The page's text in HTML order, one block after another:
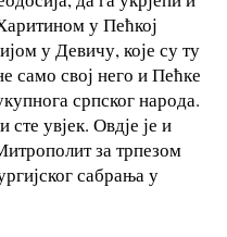
у Пећкој
у Девичу, које су ту
само свој него и Пећке
српског народа.
увјек. Овдје је и
за трпезом
сабрања у